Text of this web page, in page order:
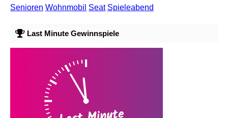
Senioren Wohnmobil Seat Spieleabend
Last Minute Gewinnspiele